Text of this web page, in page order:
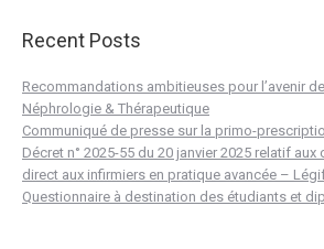
Recent Posts
Recommandations ambitieuses pour l’avenir
Néphrologie & Thérapeutique
Communiqué de presse sur la primo-
Décret n° 2025-55 du 20 janvier 2025 relatif
direct aux infirmiers en pratique avancée –
Questionnaire à destination des étudiants et